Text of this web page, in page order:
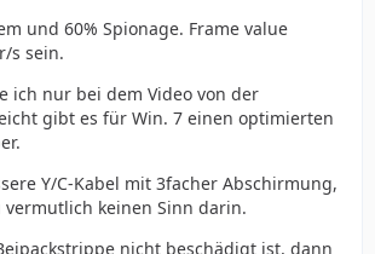
und 60% Spionage. Frame value
s sein.
ich nur bei dem Video von der
gibt es für Win. 7 einen optimierten
Y/C-Kabel mit 3facher Abschirmung,
keinen Sinn darin.
nicht beschädigt ist, dann